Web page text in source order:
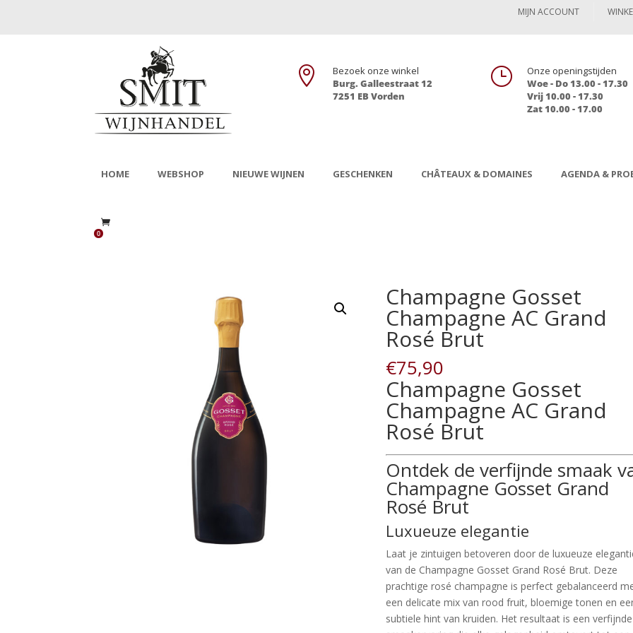
MIJN ACCOUNT

Bezoek onze winkel
Burg. Galleestraat 12
7251 EB Vorden
}
Onze openingstijden
Woe - Do 13.00 - 17.30
Vrij 10.00 - 17.30
Zat 10.00 - 17.00
HOME WEBSHOP NIEUWE WIJNEN GESCHENKEN CHÂTEAUX & DOMAINES AGENDA &
0
Champagne Gosset
Champagne AC Grand
Rosé Brut
€75,90
Champagne Gosset
Champagne AC Grand
Rosé Brut
Ontdek de verfijnde smaak
Champagne Gosset Grand
Rosé Brut
Luxueuze elegantie
Laat je zintuigen betoveren door de luxueuze
van de Champagne Gosset Grand Rosé Brut. Deze
prachtige rosé champagne is perfect gebalanceerd
een delicate mix van rood fruit, bloemige tonen en
subtiele hint van kruiden. Het resultaat is een verfijnde